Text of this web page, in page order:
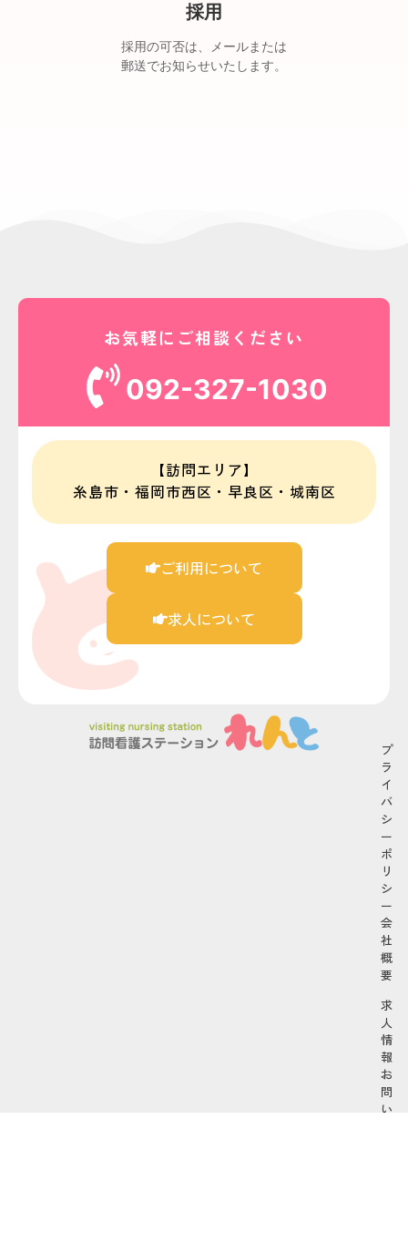
採用
採用の可否は、メールまたは
郵送でお知らせいたします。
お気軽にご相談ください
092-327-1030
【訪問エリア】
糸島市・福岡市西区・早良区・城南区
ご利用について
求人について
プ
ラ
イ
バ
シ
ー
ポ
リ
シ
ー
会
社
概
要
求
人
情
報
お
問
い